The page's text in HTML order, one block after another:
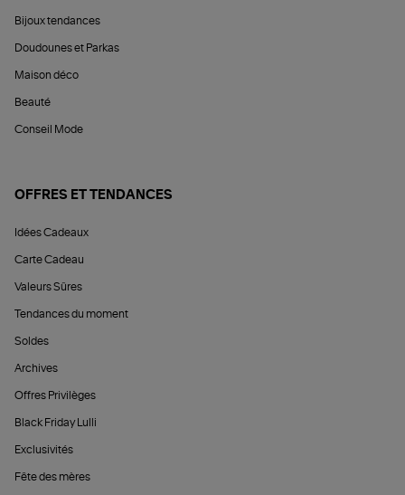
Bijoux tendances
Doudounes et Parkas
Maison déco
Beauté
Conseil Mode
OFFRES ET TENDANCES
Idées Cadeaux
Carte Cadeau
Valeurs Sûres
Tendances du moment
Soldes
Archives
Offres Privilèges
Black Friday Lulli
Exclusivités
Fête des mères